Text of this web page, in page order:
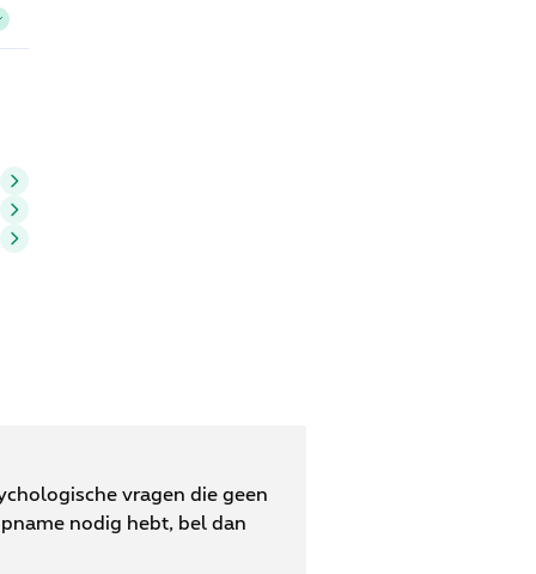
vragen die geen
nodig hebt, bel dan